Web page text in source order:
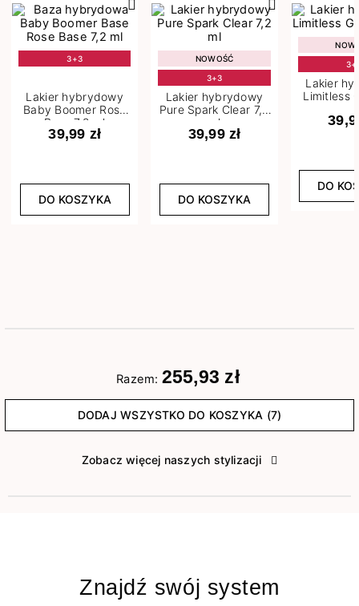
3+3
Lakier hybrydowy
Baby Boomer Rose
Base 7,2 ml
39,99 zł
DO KOSZYKA
NOWOŚĆ
3+3
Lakier hybrydowy
Pure Spark Clear 7,2
ml
39,99 zł
DO KOSZYKA
Lakier
Limitless
DO
Razem: 255,93 zł
DODAJ WSZYSTKO DO KOSZYKA (7)
Zobacz więcej naszych stylizacji
Znajdź swój system